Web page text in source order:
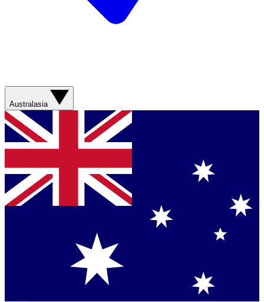
Australasia